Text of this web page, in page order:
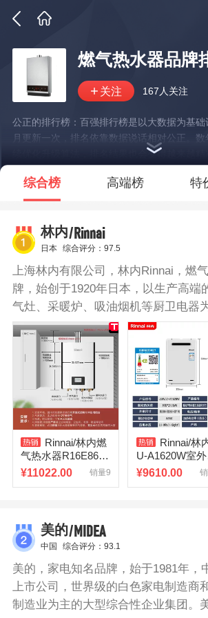
燃气热水器品牌
167人关注
公正的排行榜：百强排行榜是以大数据为基
月更新一次，排名依靠数据说话相对公正。
续优化升级算法，排名结果也会变得越来越精
*说明：仅展示部分数据
综合榜 高端榜 特
林内/Rinnai
日本 综合评分：97.5
上海林内有限公司，林内Rinnai，燃
牌，始创于1920年日本，以生产高端
气灶、采暖炉、吸油烟机等厨卫电器
燃气具制造企业。林内燃气热水器采
升可低至3度，解决了夏天出水温度
缝燃烧切换技术，在大中小三个燃烧
时间极短，多处同时用水，水温大小
的恒温系统，智能控制水气比例，可
温，洗浴更舒适。48度安全锁功能，
自动关机保护，防止意外发生。ECO
待机功耗低，随时随地节省。
Rinnai/林内燃
气热水器R16E86F
BF室内恒温内置零
¥11022.00 销量9
Rinnai/林
U-A1620W室外
气热水器日本
¥9610.00
美的/MIDEA
中国 综合评分：93.1
美的，家电知名品牌，始于1981年，
上市公司，世界级的白色家电制造商
制造业为主的大型综合性企业集团。